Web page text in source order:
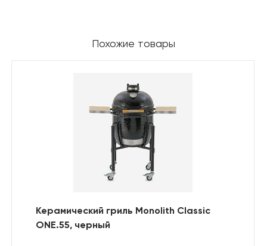
Похожие товары
Керамический гриль Monolith Classic
ONE.55, черный